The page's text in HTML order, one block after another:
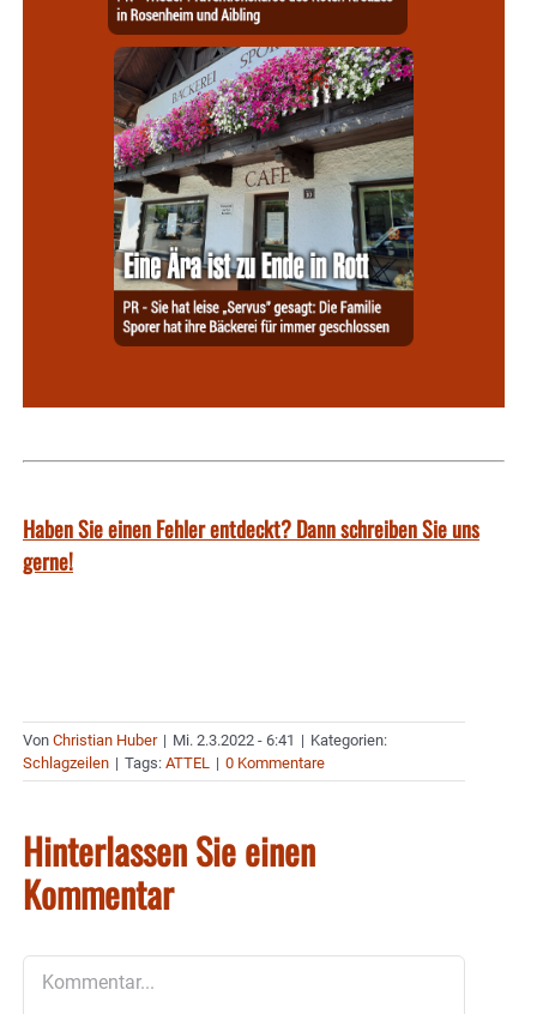
Haben Sie einen Fehler entdeckt? Dann schreiben Sie uns
gerne!
Von Christian Huber | Mi. 2.3.2022 - 6:41 | Kategorien:
Schlagzeilen | Tags: ATTEL | 0 Kommentare
Hinterlassen Sie einen
Kommentar